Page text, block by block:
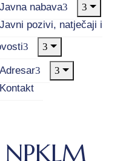
Javna nabava
Javni pozivi, natječaji i
Adresar
Kontakt
NPKLM